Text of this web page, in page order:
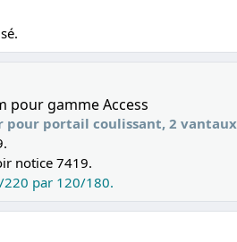
pour gamme Access
pour portail coulissant, 2 vantaux
notice 7419.
par 120/180.